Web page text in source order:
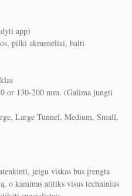
app)
pilki akmenėliai, balti
or 130-200 mm. (Galima jungti
Large Tunnel, Medium, Small,
jeigu viskas bus įrengta
o kaminas atitiks visus techninius